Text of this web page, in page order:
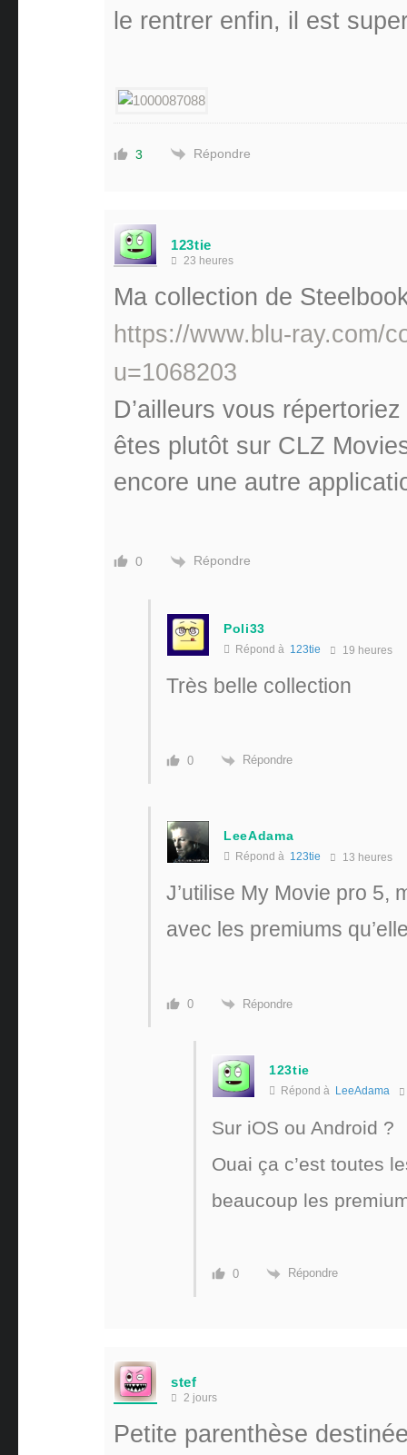
le rentrer enfin, il est
3 Répondre
123tie
23 heures
Ma collection de
https://www.blu-ray.com/
u=1068203
D’ailleurs vous
êtes plutôt sur CLZ
encore une autre
0 Répondre
Poli33
Répond à 123tie 19 heures
Très belle collection
0 Répondre
LeeAdama
Répond à 123tie 13 heures
J’utilise My Movie pro 5,
avec les premiums
0 Répondre
123tie
Répond à LeeAdama
Sur iOS ou Android ?
Ouai ça c’est toutes
beaucoup les
0 Répondre
stef
2 jours
Petite parenthèse